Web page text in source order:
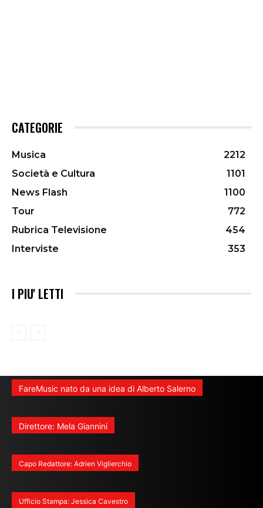
CATEGORIE
Musica
2212
Società e Cultura
1101
News Flash
1100
Tour
772
Rubrica Televisione
454
Interviste
353
I PIU' LETTI
FareMusic nato da una idea di Alberto Salerno
Direttore: Mela Giannini
Capo Redattore: Adrien Viglierchio
Ufficio Stampa: Jessica Cavestro